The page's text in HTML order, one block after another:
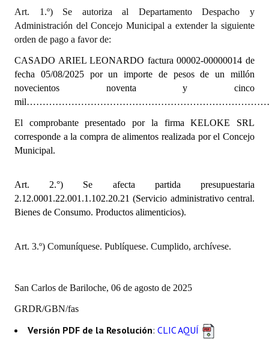
Resoluciones
Resoluciones de Presidencia
INSTITUCIONAL
Antiguos Pobladores
Registros y Distinciones
Premio al Mérito - Registro
Audiencias Públicas - Registro
Ciudadano Ilustre - Registro
Banca del Vecino - Registro
Huéspedes de Honor - Registro
Art. 1.º) Se autoriza al Departamento Despacho y
Administración del Concejo Municipal a extender la siguiente
orden de pago a favor de:
CASADO ARIEL LEONARDO factura 00002-00000014 de
fecha 05/08/2025 por un importe de pesos de un millón
novecientos noventa y cinco
El comprobante presentado por la firma KELOKE SRL
corresponde a la compra de alimentos realizada por el Concejo
Municipal.
Art. 2.°) Se afecta partida presupuestaria
2.12.0001.22.001.1.102.20.21 (Servicio administrativo central.
Bienes de Consumo. Productos alimenticios).
Art. 3.º) Comuníquese. Publíquese. Cumplido, archívese.
San Carlos de Bariloche, 06 de agosto de 2025
GRDR/GBN/fas
Versión PDF de la Resolución: CLIC AQUÍ